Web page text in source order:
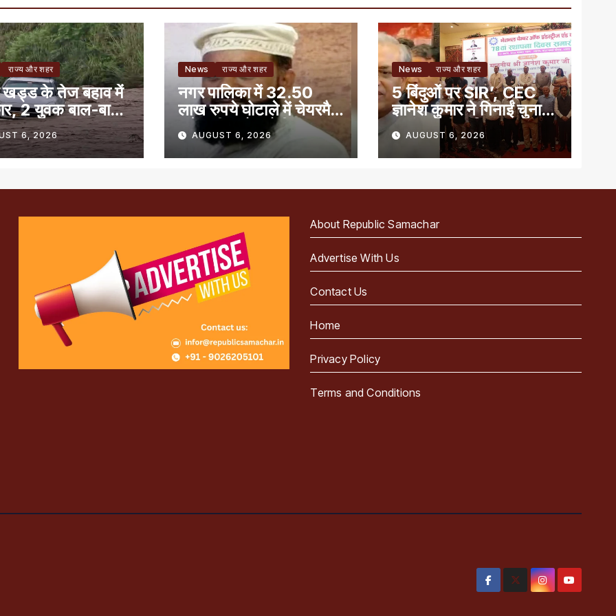
राज्य और शहर
खड्ड के तेज बहाव में
2 युवक बाल-बाल
6, 2026
News राज्य और शहर
नगर पालिका में 32.50
लाख रुपये घोटाले में चेयरमैन
समेत तीन लोग दोषी
AUGUST 6, 2026
News राज्य और शहर
5 बिंदुओं पर SIR’, CEC
ज्ञानेश कुमार ने गिनाईं चुनाव
प्रबंधन की खूबियां
AUGUST 6, 2026
About Republic Samachar
Advertise With Us
Contact Us
Home
Privacy Policy
Terms and Conditions